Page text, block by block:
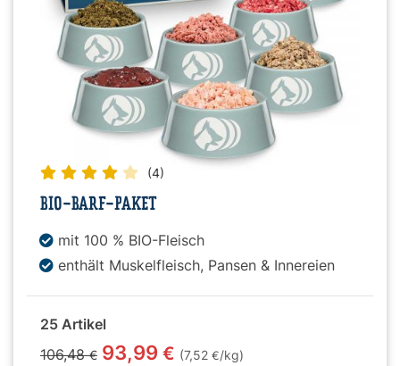
Pakete
BARF
Magazin
(4)
BIO-BARF-PAKET
mit 100 % BIO-Fleisch
enthält Muskelfleisch, Pansen & Innereien
25 Artikel
106,48€ 93,99 € (7,52 €/kg)